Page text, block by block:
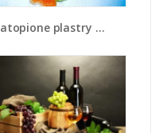
Zatopione plastry owoców - JN057